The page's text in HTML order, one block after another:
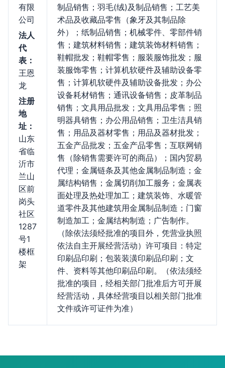
有限
公司
法人
代
表：
王恩
龙
注册
地
址：
山东
省临
沂市
兰山
区前
岗头
社区
1287
号1
楼框
架
制品销售；羽毛(绒)及制品销售；工艺美
术品及收藏品零售（象牙及其制品除
外）；纸制品销售；机械零件、零部件销
售；建筑材料销售；建筑装饰材料销售；
鞋帽批发；鞋帽零售；服装服饰批发；服
装服饰零售；计算机软硬件及辅助设备零
售；计算机软硬件及辅助设备批发；办公
设备耗材销售；通讯设备销售；皮革制品
销售；文具用品批发；文具用品零售；照
明器具销售；办公用品销售；卫生洁具销
售；用品及器材零售；用品及器材批发；
五金产品批发；五金产品零售；互联网销
售（除销售需要许可的商品）；国内贸易
代理；金属链条及其他金属制品制造；金
属结构销售；金属切削加工服务；金属表
面处理及热处理加工；建筑装饰、水暖管
道零件及其他建筑用金属制品制造；门窗
制造加工；金属结构制造；广告制作。
（除依法须经批准的项目外，凭营业执照
依法自主开展经营活动）许可项目：特定
印刷品印刷；包装装潢印刷品印刷；文
件、资料等其他印刷品印刷。（依法须经
批准的项目，经相关部门批准后方可开展
经营活动，具体经营项目以相关部门批准
文件或许可证件为准）